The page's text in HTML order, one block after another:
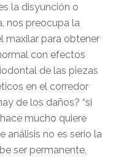
la disyunción o
nos preocupa la
maxilar para obtener
con efectos
de las piezas
en el corredor
de los daños? “si
mucho quiere
análisis no es serio la
ser permanente,